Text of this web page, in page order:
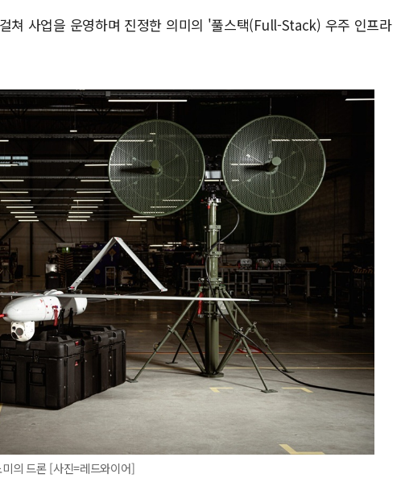
쳐 사업을 운영하며 진정한 의미의 '풀스택(Full-Stack) 우주 인프라
의 드론 [사진=레드와이어]